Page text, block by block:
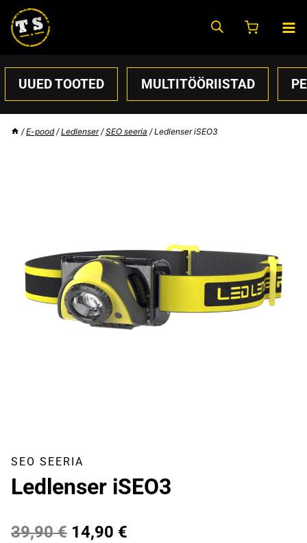
content
UUED TOOTED MULTITÖÖRIISTAD
/ E-pood / Ledlenser / SEO seeria / Ledlenser iSEO3
SEO SEERIA
Ledlenser iSEO3
39,90€ Algne
14,90 €